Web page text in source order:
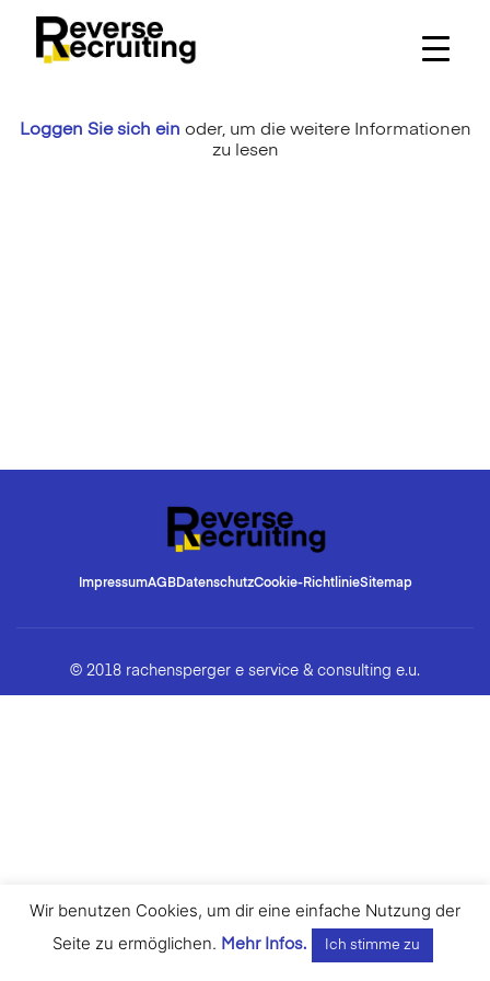
content
Loggen Sie sich ein oder, um die weitere Informationen
zu lesen
ImpressumAGBDatenschutzCookie-RichtlinieSitemap
© 2018 rachensperger e service & consulting e.u.
Wir benutzen Cookies, um dir eine einfache Nutzung der
Seite zu ermöglichen. Mehr Infos. Ich stimme zu